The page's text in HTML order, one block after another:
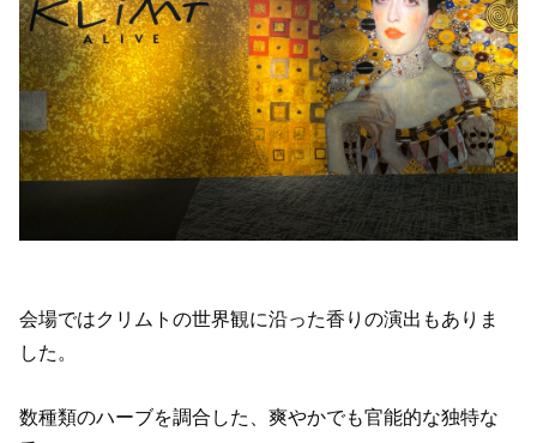
会場ではクリムトの世界観に沿った香りの演出もありま
した。
数種類のハーブを調合した、爽やかでも官能的な独特な